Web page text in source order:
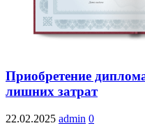
Приобретение
лишних затрат
22.02.2025 admin 0